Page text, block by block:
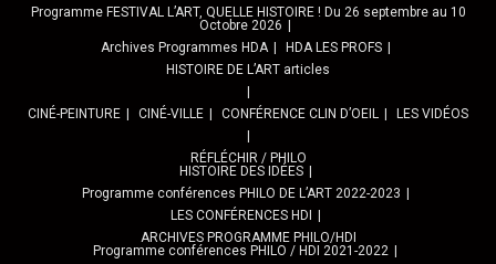
Programme FESTIVAL L’ART, QUELLE HISTOIRE ! Du 26 septembre au 10
Octobre 2026
Archives Programmes HDA
HDA LES PROFS
HISTOIRE DE L’ART articles
CINÉ-PEINTURE CINÉ-VILLE CONFÉRENCE CLIN D’OEIL LES VIDÉOS
RÉFLÉCHIR / PHILO
HISTOIRE DES IDÉES
Programme conférences PHILO DE L’ART 2022-2023
LES CONFÉRENCES HDI
ARCHIVES PROGRAMME PHILO/HDI
Programme conférences PHILO / HDI 2021-2022